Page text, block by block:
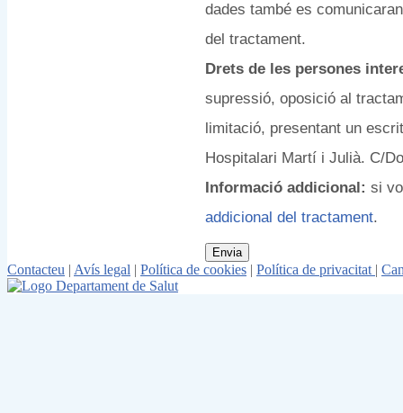
dades també es
del tractament.
Drets de les persones
supressió, oposició al
limitació, presentant un
Hospitalari Martí i Julià. C/
Informació addicional: si
addicional del tractament.
Contacteu | Avís legal | Política de cookies | Política de privacitat |